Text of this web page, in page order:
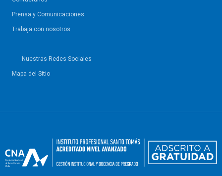
Prensa y Comunicaciones
Trabaja con nosotros
Nuestras Redes Sociales
Mapa del Sitio